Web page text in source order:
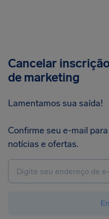
Cancelar
de marketing
Lamentamos sua saída!
Confirme seu e-mail
notícias e ofertas.